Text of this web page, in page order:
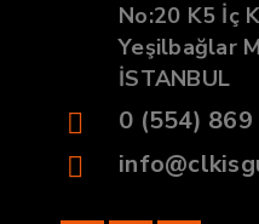
No:20 K5 İç
Yeşilbağlar
İSTANBUL
0 (554) 869